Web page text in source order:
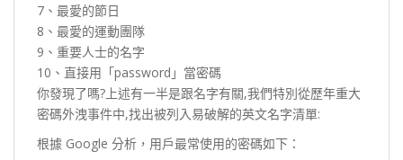
7、最愛的節日
8、最愛的運動團隊
9、重要人士的名字
10、直接用「password」當密碼
你發現了嗎?上述有一半是跟名字有關,我們特別從歷年重大
密碼外洩事件中,找出被列入易破解的英文名字清單:
根據 Google 分析，用戶最常使用的密碼如下：